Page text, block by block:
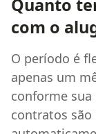
Quanto
com o
O período é
apenas um
conforme
contratos são